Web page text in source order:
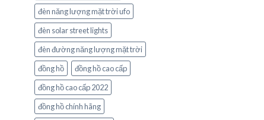
đèn năng lượng mặt trời ufo
đèn solar street lights
đèn đường năng lượng mặt trời
đồng hồ
đồng hồ cao cấp
đồng hồ cao cấp 2022
đồng hồ chính hãng